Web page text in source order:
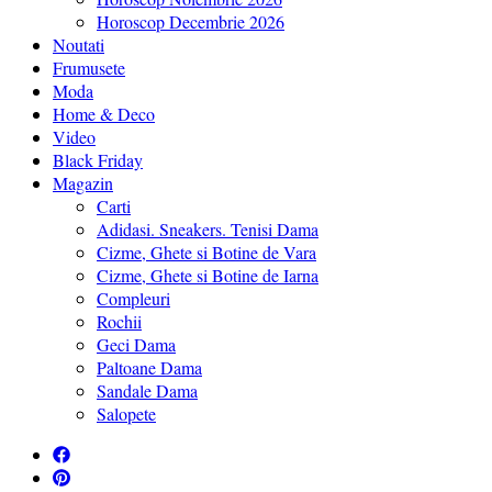
Horoscop Decembrie 2026
Noutati
Frumusete
Moda
Home & Deco
Video
Black Friday
Magazin
Carti
Adidasi. Sneakers. Tenisi Dama
Cizme, Ghete si Botine de Vara
Cizme, Ghete si Botine de Iarna
Compleuri
Rochii
Geci Dama
Paltoane Dama
Sandale Dama
Salopete